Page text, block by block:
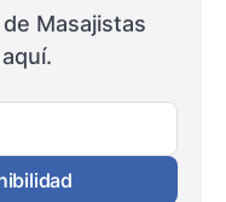
Masajistas